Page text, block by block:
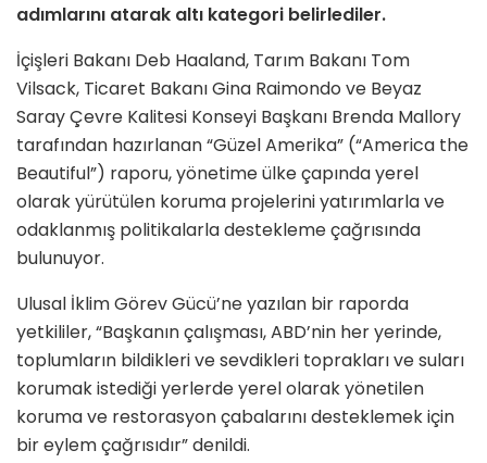
adımlarını atarak altı kategori belirlediler.
İçişleri Bakanı Deb Haaland, Tarım Bakanı Tom
Vilsack, Ticaret Bakanı Gina Raimondo ve Beyaz
Saray Çevre Kalitesi Konseyi Başkanı Brenda Mallory
tarafından hazırlanan “Güzel Amerika” (“America the
Beautiful”) raporu, yönetime ülke çapında yerel
olarak yürütülen koruma projelerini yatırımlarla ve
odaklanmış politikalarla destekleme çağrısında
bulunuyor.
Ulusal İklim Görev Gücü’ne yazılan bir raporda
yetkililer, “Başkanın çalışması, ABD’nin her yerinde,
toplumların bildikleri ve sevdikleri toprakları ve suları
korumak istediği yerlerde yerel olarak yönetilen
koruma ve restorasyon çabalarını desteklemek için
bir eylem çağrısıdır” denildi.